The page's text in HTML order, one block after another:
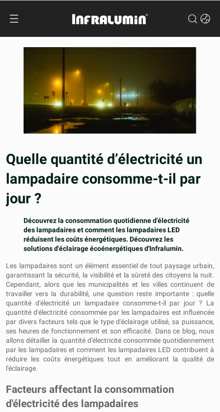
Quelle quantité d’électricité un
lampadaire consomme-t-il par
jour ?
Découvrez la consommation quotidienne d'électricité
des lampadaires et comment les lampadaires LED
réduisent les coûts énergétiques. Découvrez les
solutions d'éclairage écoénergétiques d'Infralumin.
Les lampadaires sont un élément essentiel de tout paysage urbain,
garantissant la sécurité, la visibilité et la sûreté des citoyens la nuit.
Cependant, alors que les municipalités et les villes continuent de
travailler vers la durabilité, une question reste importante : quelle
quantité d'électricité un lampadaire consomme-t-il par jour ? La
quantité d'électricité consommée par les lampadaires est influencée
par divers facteurs tels que le type d'éclairage utilisé, sa puissance,
ses heures de fonctionnement et son efficacité. Dans ce blog, nous
allons détailler la quantité d'électricité consommée quotidiennement
par les lampadaires et comment les lampadaires LED contribuent à
réduire les coûts énergétiques tout en améliorant la qualité de
l'éclairage.
Facteurs affectant la consommation
d'électricité des lampadaires